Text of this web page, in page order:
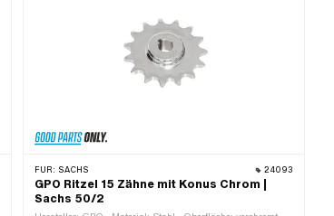
FÜR: SACHS 24093
GPO Ritzel 15 Zähne mit Konus Chrom |
Sachs 50/2